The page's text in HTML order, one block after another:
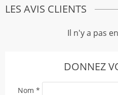
LES AVIS CLIENTS
Il n'y a pas
DONNEZ
Nom *